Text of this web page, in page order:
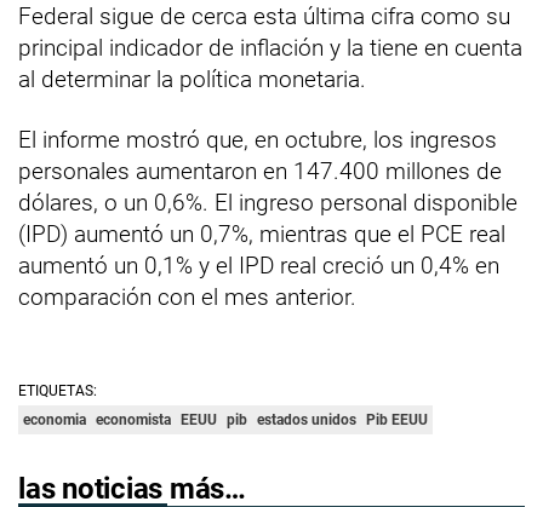
Federal sigue de cerca esta última cifra como su
principal indicador de inflación y la tiene en cuenta
al determinar la política monetaria.
El informe mostró que, en octubre, los ingresos
personales aumentaron en 147.400 millones de
dólares, o un 0,6%. El ingreso personal disponible
(IPD) aumentó un 0,7%, mientras que el PCE real
aumentó un 0,1% y el IPD real creció un 0,4% en
comparación con el mes anterior.
ETIQUETAS:
economia economista EEUU pib estados unidos Pib EEUU
las noticias más…